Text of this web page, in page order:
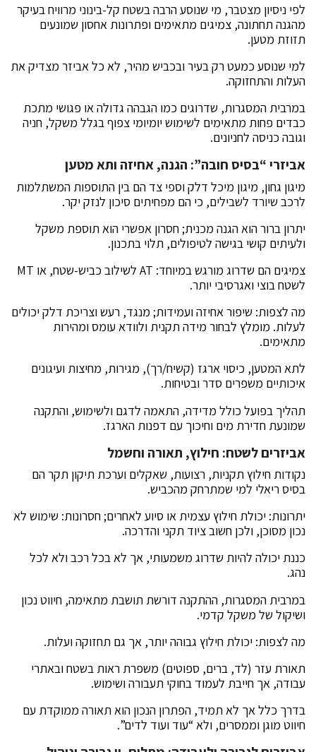
לפי ניסיון מצטבר, מי שנוסע הרבה בשטח קל-בינוני מרוויח בעיקר
מהגנה תחתונה, צמיגים מתאימים ופתרונות אחסון שמונעים
תזוזת מטען.
למי שנוסע כמעט רק בעיר ובכביש מהיר, לא כל אביזר מצדיק את
העלות והתחזוקה.
במרבית המסגרות, שדרוגים כמו הגבהה גדולה או פגושי מתכת
כבדים פחות מתאימים לשימוש יומיומי צפוף בגלל משקל, חניה
וגובה כניסה לחניונים.
אביזרי “בסיס חובה”: הגנה, אחיזה ותא מטען
מיגון גחון, מיגון מיכל דלק וספי צד הם בין התוספות המשתלמות
לרכב שיורד לשבילים, כי הם מפחיתים סיכון לנזק יקר.
יתרון ברור הוא הגנה מכנית; חסרון אפשרי הוא תוספת משקל
ולעיתים קושי בגישה לטיפולים, תלוי בתכנון.
צמיגים הם שדרוג מורגש במיוחד: AT לשילוב כביש-שטח, או MT
לשטח בוצי ואגרסיבי יותר.
מה לצפות: שיפור אחיזה ועמידות; מנגד, רעש וצריכת דלק יכולים
לעלות. מומלץ לבחור מידה תקנית ולוודא עומס ומהירות
מתאימים.
לתא המטען, כיסוי ארגז (קשיח/רך), מגירות, מחיצות ועיגונים
איכותיים משפרים סדר ובטיחות.
תהליך בפועל כולל מדידה, התאמה לדגם ולשימוש, והתקנה
שמונעת חדירת מים וחיכוך עם דפנות הארגז.
אביזרים לשטח: חילוץ, תאורה וחשמל
נקודות חילוץ תקניות, רצועות, שאקלים וערכת תיקון תקר הם
בסיס ריאלי למי שמתרחק מהכביש.
יתרונות: יכולת חילוץ עצמית או סיוע לאחרים; חסרונות: שימוש לא
נכון מסוכן, ולכן חשוב ציוד תקני והדרכה.
כננת יכולה להיות שדרוג משמעותי, אך לא בכל רכב ולא לכל
נהג.
במרבית המסגרות, ההתקנה דורשת תושבת מתאימה, חיווט נכון
ושיקול של משקל קדמי.
מה לצפות: יכולת חילוץ גבוהה יותר, אך גם תחזוקה ועלות.
תאורת עזר (לד, ברים, ספוטים) משפרת ראות בשטח ובאתרי
עבודה, אך חייבת לעמוד בחוקי תעבורה ושימוש.
בדרך כלל אך לא תמיד, הפתרון הנכון הוא תאורה ממוקדת עם
חיווט מוגן וממסרים, ולא “עוד ועוד לדים”.